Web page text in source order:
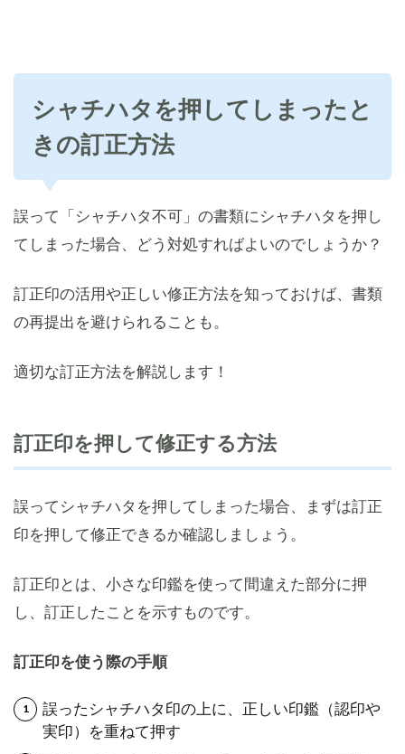
シャチハタを押してしまったと
きの訂正方法
誤って「シャチハタ不可」の書類にシャチハタを押し
てしまった場合、どう対処すればよいのでしょうか？
訂正印の活用や正しい修正方法を知っておけば、書類
の再提出を避けられることも。
適切な訂正方法を解説します！
訂正印を押して修正する方法
誤ってシャチハタを押してしまった場合、まずは訂正
印を押して修正できるか確認しましょう。
訂正印とは、小さな印鑑を使って間違えた部分に押
し、訂正したことを示すものです。
訂正印を使う際の手順
誤ったシャチハタ印の上に、正しい印鑑（認印や
実印）を重ねて押す